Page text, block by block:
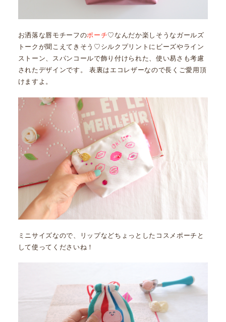
お洒落な唇モチーフのポーチ♡なんだか楽しそうなガールズ
トークが聞こえてきそう♡シルクプリントにビーズやライン
ストーン、スパンコールで飾り付けられた、使い易さも考慮
されたデザインです。 表裏はエコレザーなので長くご愛用頂
けますよ。
ミニサイズなので、リップなどちょっとしたコスメポーチと
して使ってくださいね！